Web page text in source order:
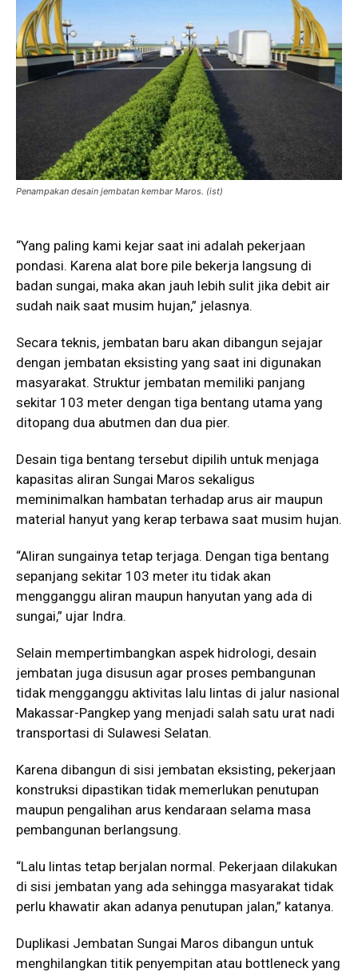
Penampakan desain jembatan kembar Maros. (ist)
“Yang paling kami kejar saat ini adalah pekerjaan
pondasi. Karena alat bore pile bekerja langsung di
badan sungai, maka akan jauh lebih sulit jika debit air
sudah naik saat musim hujan,” jelasnya.
Secara teknis, jembatan baru akan dibangun sejajar
dengan jembatan eksisting yang saat ini digunakan
masyarakat. Struktur jembatan memiliki panjang
sekitar 103 meter dengan tiga bentang utama yang
ditopang dua abutmen dan dua pier.
Desain tiga bentang tersebut dipilih untuk menjaga
kapasitas aliran Sungai Maros sekaligus
meminimalkan hambatan terhadap arus air maupun
material hanyut yang kerap terbawa saat musim hujan.
“Aliran sungainya tetap terjaga. Dengan tiga bentang
sepanjang sekitar 103 meter itu tidak akan
mengganggu aliran maupun hanyutan yang ada di
sungai,” ujar Indra.
Selain mempertimbangkan aspek hidrologi, desain
jembatan juga disusun agar proses pembangunan
tidak mengganggu aktivitas lalu lintas di jalur nasional
Makassar-Pangkep yang menjadi salah satu urat nadi
transportasi di Sulawesi Selatan.
Karena dibangun di sisi jembatan eksisting, pekerjaan
konstruksi dipastikan tidak memerlukan penutupan
maupun pengalihan arus kendaraan selama masa
pembangunan berlangsung.
“Lalu lintas tetap berjalan normal. Pekerjaan dilakukan
di sisi jembatan yang ada sehingga masyarakat tidak
perlu khawatir akan adanya penutupan jalan,” katanya.
Duplikasi Jembatan Sungai Maros dibangun untuk
menghilangkan titik penyempitan atau bottleneck yang